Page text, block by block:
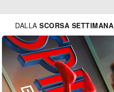
DALLASCORSA SETTIMANA